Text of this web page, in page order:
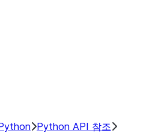
Python API 참조